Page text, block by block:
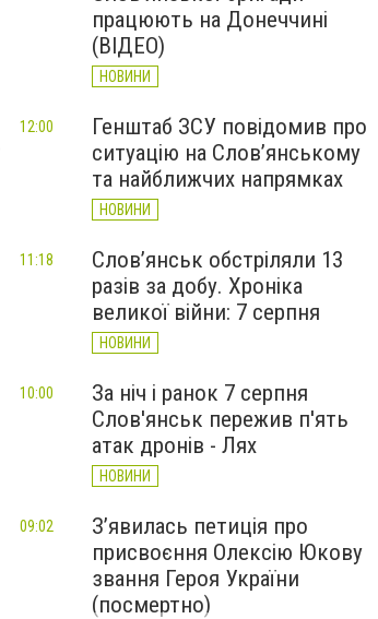
працюють на Донеччині
(ВІДЕО)
НОВИНИ
Генштаб ЗСУ повідомив про
ситуацію на Слов’янському
та найближчих напрямках
НОВИНИ
12:00
Слов’янськ обстріляли 13
разів за добу. Хроніка
великої війни: 7 серпня
НОВИНИ
11:18
За ніч і ранок 7 серпня
Слов'янськ пережив п'ять
атак дронів - Лях
НОВИНИ
10:00
З’явилась петиція про
присвоєння Олексію Юкову
звання Героя України
(посмертно)
09:02